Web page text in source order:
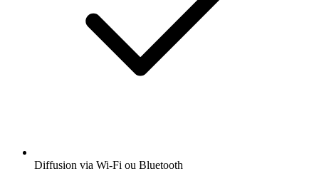
Diffusion via Wi-Fi ou Bluetooth